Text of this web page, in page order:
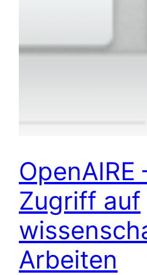
OpenAIRE
Zugriff auf
Arbeiten